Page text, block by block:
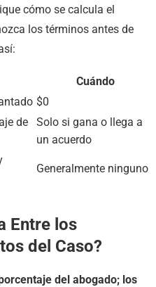
cómo se calcula el
los términos antes de
Cuándo
$0
de
Solo si gana o llega a
un acuerdo
Generalmente ninguno
Entre los
del Caso?
del abogado; los